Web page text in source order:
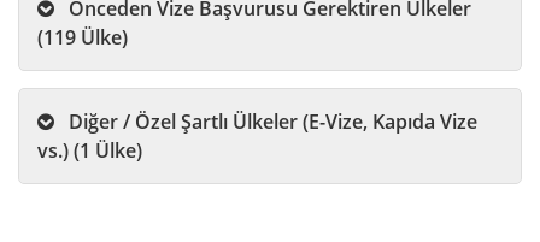
(119 Ülke)
vs.) (1 Ülke)